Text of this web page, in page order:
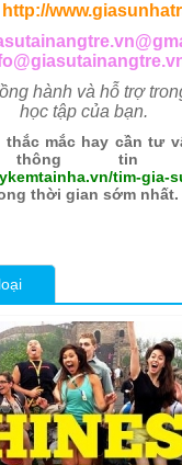
http://
hành và hỗ trợ
học tập của bạn.
mắc hay cần tư
tin
tim-gia-
thời gian sớm nhất.